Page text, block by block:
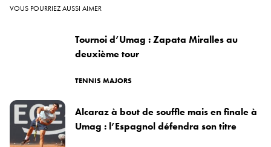
VOUS POURRIEZ AUSSI AIMER
Tournoi d’Umag : Zapata Miralles au
deuxième tour
TENNIS MAJORS
Alcaraz à bout de souffle mais en finale à
Umag : l’Espagnol défendra son titre